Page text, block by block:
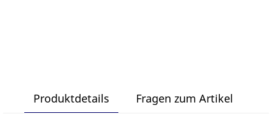
Produktdetails Fragen zum Artikel